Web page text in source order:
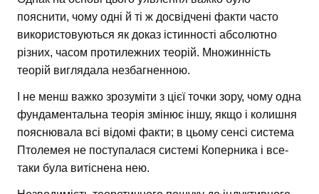
пояснити, чому одні й ті ж досвідчені факти часто
використовуються як доказ істинності абсолютно
різних, часом протилежних теорій. Множинність
теорій виглядала незбагненною.
І не менш важко зрозуміти з цієї точки зору, чому одна
фундаментальна теорія змінює іншу, якщо і колишня
пояснювала всі відомі факти; в цьому сенсі система
Птолемея не поступалася системі Коперника і все-
таки була витіснена нею.